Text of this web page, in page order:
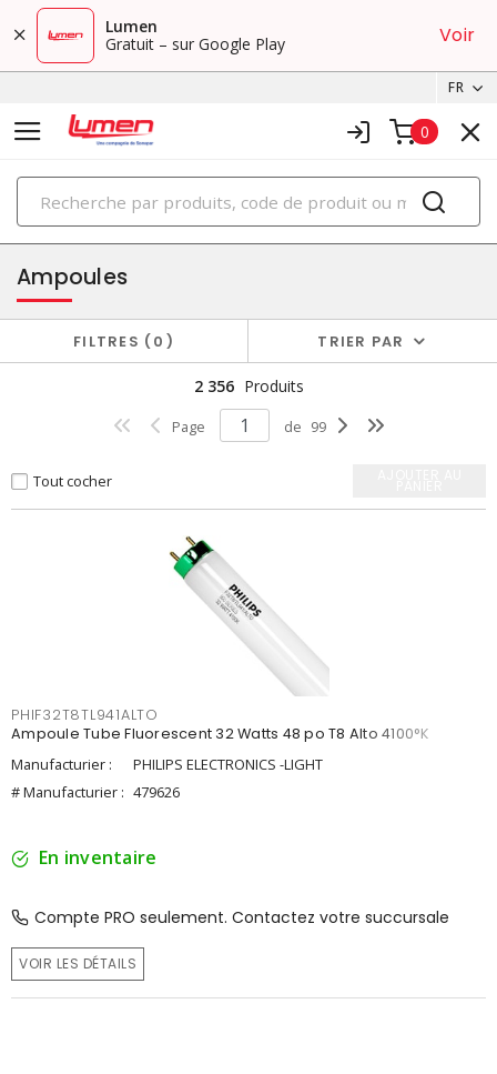
Lumen
Gratuit – sur Google Play
Voir
FR
0
PRODUITS
éclairage
Ampoules
FILTRES 0 TRIER PAR
2 356 Produits
Page de 99
Tout cocher
PHIF32T8TL941ALTO
Ampoule Tube Fluorescent 32 Watts 48 po T8 Alto 4100°K
Manufacturier :
PHILIPS ELECTRONICS -LIGHT
# Manufacturier : 479626
En inventaire
Compte PRO seulement. Contactez votre succursale
VOIR LES DÉTAILS